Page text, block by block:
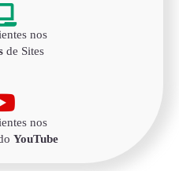
nos
de Sites
nos
YouTube